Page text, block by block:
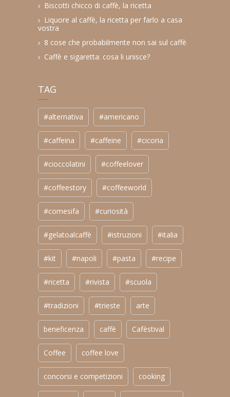
Biscotti chicco di caffè, la ricetta
Liquore al caffè, la ricetta per farlo a casa
vostra
8 cose che probabilmente non sai sul caffè
Caffè e sigaretta: cosa li unisce?
TAG
#alternativa #americano
#caffeina #caffeine #cicoria
#cioccolatini #coffeelover
#coffeestory #coffeeworld
#comesifa #curiosità
#gelatoalcaffè #istruzioni #italia
#kit #napoli #pasta #recipe
#ricetta #rivista #scuola
#tradizioni #trieste arte
beneficenza caffè Cafèstival
Coffee coffee love
concorsi e competizioni cooking